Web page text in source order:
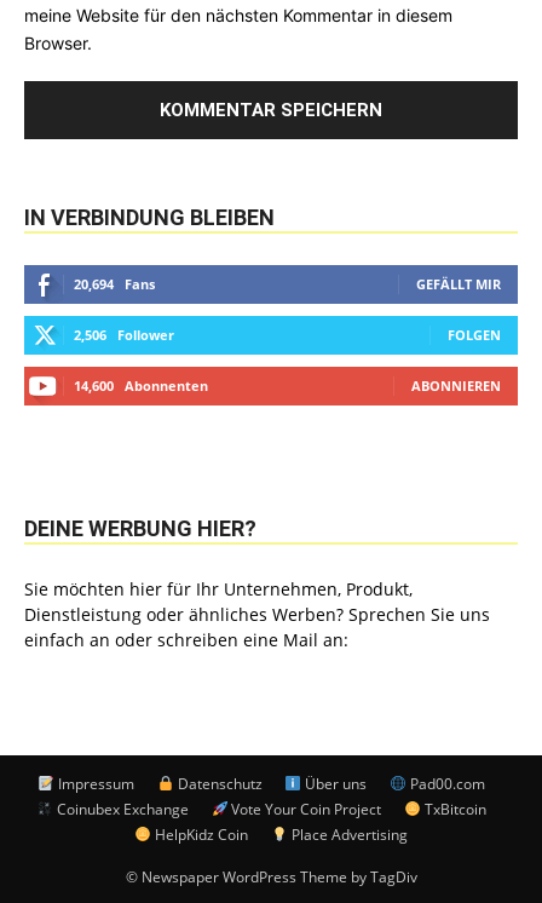
meine Website für den nächsten Kommentar in diesem
Browser.
IN VERBINDUNG BLEIBEN
20,694 Fans GEFÄLLT MIR
2,506 Follower FOLGEN
14,600 Abonnenten ABONNIEREN
DEINE WERBUNG HIER?
Sie möchten hier für Ihr Unternehmen, Produkt,
Dienstleistung oder ähnliches Werben? Sprechen Sie uns
einfach an oder schreiben eine Mail an:
Impressum Datenschutz Über uns
Pad00.com
Coinubex Exchange
Vote Your Coin Project
TxBitcoin
HelpKidz Coin
Place Advertising
© Newspaper WordPress Theme by TagDiv